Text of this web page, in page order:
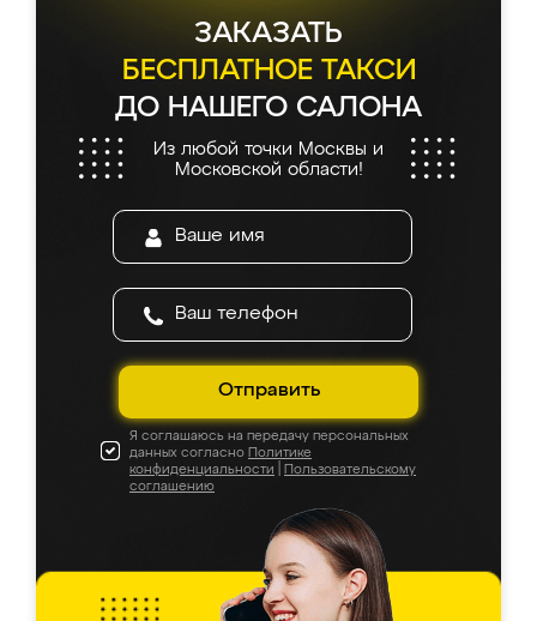
ЗАКАЗАТЬ
БЕСПЛАТНОЕ ТАКСИ
ДО НАШЕГО САЛОНА
Из любой точки Москвы и
Московской области!
Отправить
Я соглашаюсь на передачу персональных
данных согласно Политике
конфиденциальности
Пользовательскому
соглашению